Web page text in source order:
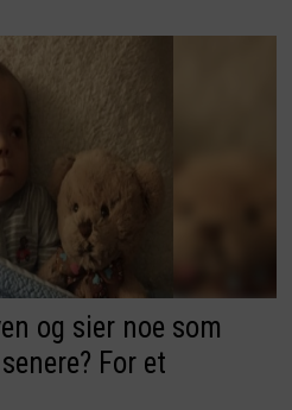
og sier noe som
For et